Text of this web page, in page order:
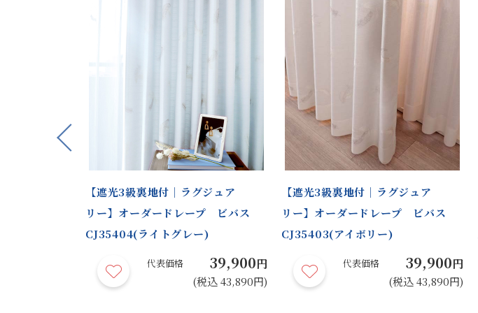
Previous
【遮光3級裏地付｜ラグジュア
リー】オーダードレープ ビバス
CJ35404(ライトグレー)
代表価格 39,900円
(税込 43,890円)
【遮光3級裏地付｜ラグジュア
リー】オーダードレープ ビバス
CJ35403(アイボリー)
代表価格 39,900円
(税込 43,890円)